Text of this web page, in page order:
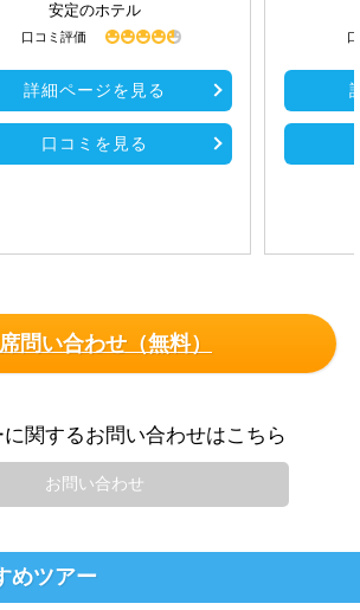
安定のホテル
口コミ評価
詳細ページを見る
口コミを見る
問い合わせ（無料）
に関するお問い合わせはこちら
お問い合わせ
めツアー